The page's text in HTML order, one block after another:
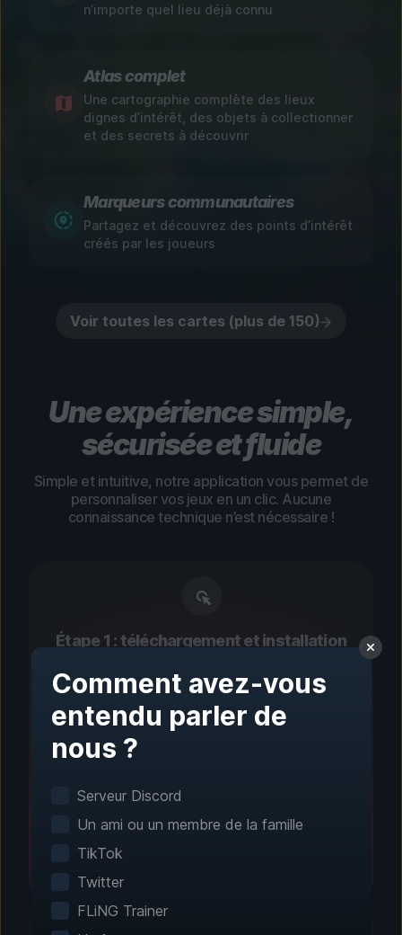
n’importe quel lieu déjà connu
Atlas complet
Une cartographie complète des lieux
dignes d’intérêt, des objets à collectionner
et des secrets à découvrir
Marqueurs communautaires
Partagez et découvrez des points d’intérêt
créés par les joueurs
Voir toutes les cartes (plus de 150)
Une expérience simple,
sécurisée et fluide
Simple et intuitive, notre application vous permet de
personnaliser vos jeux en un clic. Aucune
connaissance technique n’est nécessaire !
Étape 1 : téléchargement et installation
Configuration en un clic
La détection intelligente trouve
automatiquement vos jeux installés. Aucune
configuration manuelle n’est nécessaire.
Comment avez-vous
entendu parler de
nous ?
Serveur Discord
Un ami ou un membre de la famille
TikTok
Twitter
FLiNG Trainer